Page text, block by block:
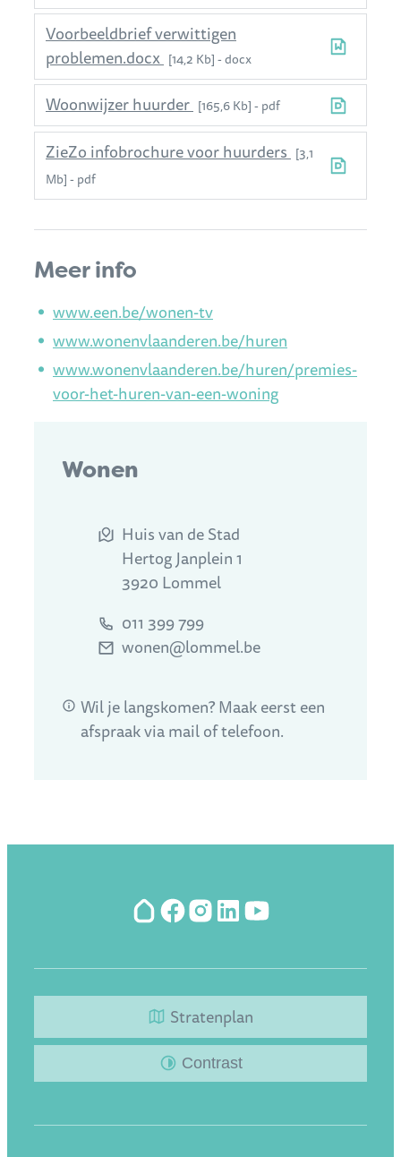
Voorbeeldbrief verwittigen
problemen.docx 14,2 Kb docx
Woonwijzer huurder 165,6 Kb pdf
ZieZo infobrochure voor huurders
3,1
Mb
pdf
Meer info
www.een.be/wonen-tv
www.wonenvlaanderen.be/huren
www.wonenvlaanderen.be/huren/premies-
voor-het-huren-van-een-woning
Contact
Wonen
Adres
Huis van de Stad
Hertog Janplein 1
,3920 Lommel
011 399 799
E-mail wonen@lommel.be
Wil je langskomen? Maak eerst een
afspraak via mail of telefoon.
HoplrFacebook
Instagram
LinkedIn
YouTube
Stratenplan
Contrast